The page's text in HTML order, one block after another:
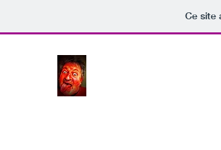
Ce site